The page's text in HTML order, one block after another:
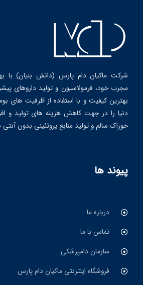
شرکت ماکیان دام پارس (دانش بنیان) با
مجرب خود، فرمولاسیون و تولید داروهای
بهترین کیفیت و با استفاده از ظرفیت های
دنیا را در جهت کاهش هزینه های تولید و
خوراک سالم و تولید منابع پروتئینی بدون
پیوند ها
درباره ما
تماس با ما
سازمان دامپزشکی
فروشگاه اینترنتی ماکیان دام پارس